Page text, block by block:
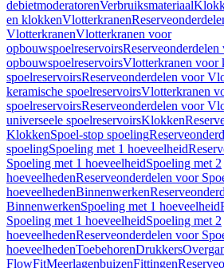
debietmoderatorenVerbruiksmateriaal
en klokkenVlotterkranen
VlotterkranenVlotterkranen voor
opbouwspoelreservoirs
opbouwspoelreservoirsVlotterkranen voor
spoelreservoirsReserveonderdelen voor
keramische spoelreservoirsVlotterkranen
spoelreservoirsReserveonderdelen voor
universeele spoelreservoirsKlokken
KlokkenSpoel-stop spoeling
spoelingSpoeling met 1 hoeveelheid
Spoeling met 1 hoeveelheidSpoeling met 2
hoeveelhedenReserveonderdelen voor
hoeveelhedenBinnenwerken
BinnenwerkenSpoeling met 1 hoeveelheid
Spoeling met 1 hoeveelheidSpoeling met 2
hoeveelhedenReserveonderdelen voor
hoeveelhedenToebehorenDrukkers
FlowFitMeerlagenbuizenFittingen